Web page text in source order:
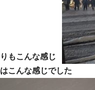
りもこんな感じ
はこんな感じでした